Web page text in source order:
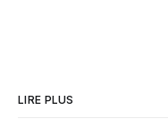
LIRE PLUS